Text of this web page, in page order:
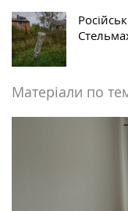
Матеріали по